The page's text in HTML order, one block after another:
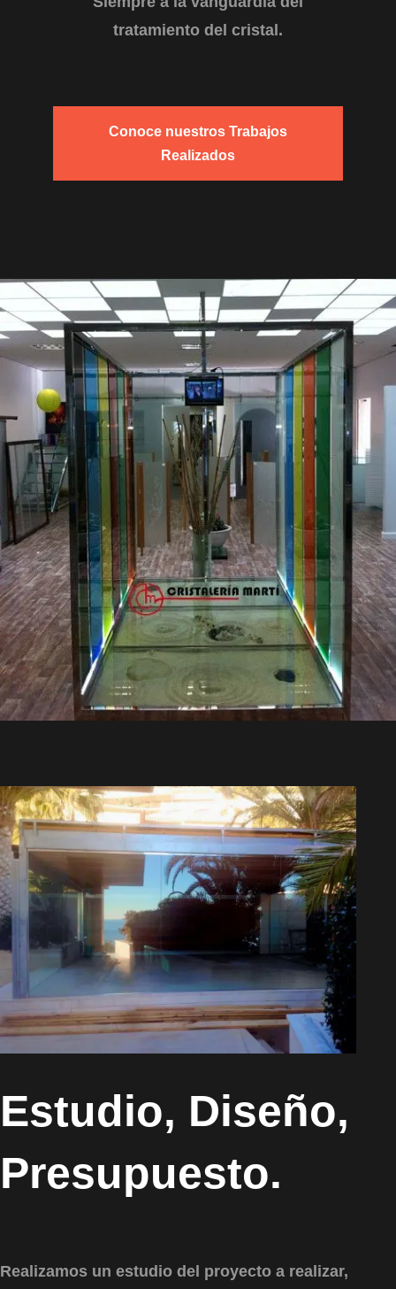
tratamiento del cristal.
Conoce nuestros Trabajos
Realizados
Estudio, Diseño,
Presupuesto.
Realizamos un estudio del proyecto a realizar,